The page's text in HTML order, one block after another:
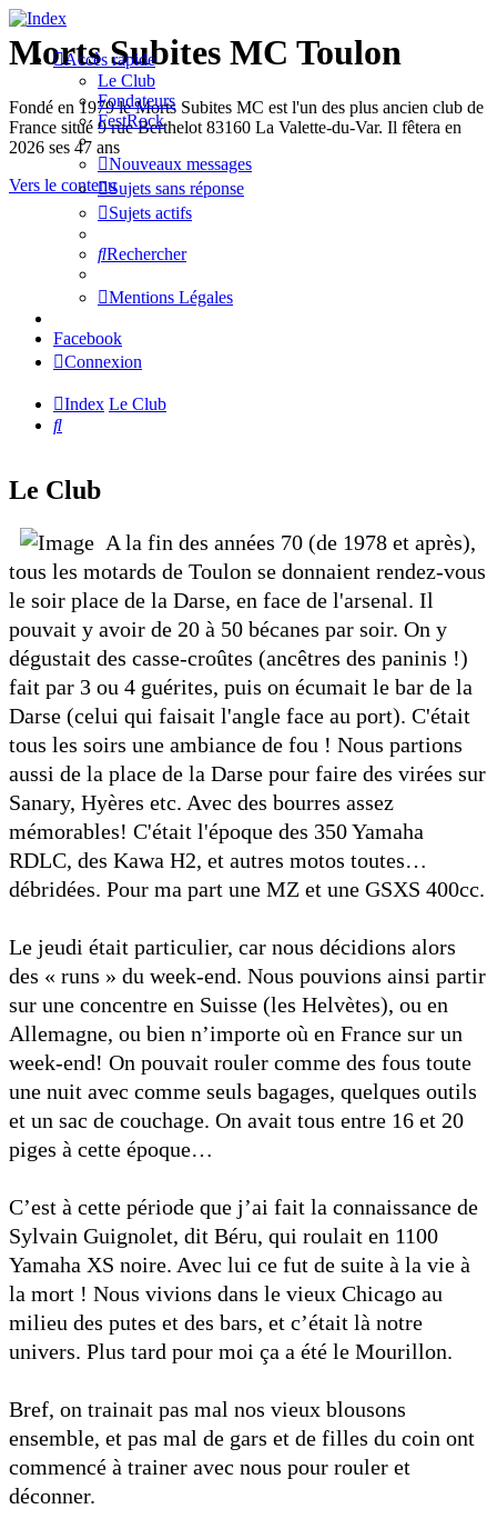
Morts Subites MC Toulon
Fondé en 1979 le Morts Subites MC est l'un des plus ancien club de
France situé 9 rue Berthelot 83160 La Valette-du-Var. Il fêtera en
2026 ses 47 ans
Vers le contenu
Accès rapide
Le Club
Fondateurs
FestRock
Nouveaux messages
Sujets sans réponse
Sujets actifs
Rechercher
Mentions Légales
Facebook
Connexion
Index Le Club
Rechercher
Le Club
A la fin des années 70 (de 1978 et après),
tous les motards de Toulon se donnaient rendez-vous
le soir place de la Darse, en face de l'arsenal. Il
pouvait y avoir de 20 à 50 bécanes par soir. On y
dégustait des casse-croûtes (ancêtres des paninis !)
fait par 3 ou 4 guérites, puis on écumait le bar de la
Darse (celui qui faisait l'angle face au port). C'était
tous les soirs une ambiance de fou ! Nous partions
aussi de la place de la Darse pour faire des virées sur
Sanary, Hyères etc. Avec des bourres assez
mémorables! C'était l'époque des 350 Yamaha
RDLC, des Kawa H2, et autres motos toutes…
débridées. Pour ma part une MZ et une GSXS 400cc.
Le jeudi était particulier, car nous décidions alors
des « runs » du week-end. Nous pouvions ainsi partir
sur une concentre en Suisse (les Helvètes), ou en
Allemagne, ou bien n’importe où en France sur un
week-end! On pouvait rouler comme des fous toute
une nuit avec comme seuls bagages, quelques outils
et un sac de couchage. On avait tous entre 16 et 20
piges à cette époque…
C’est à cette période que j’ai fait la connaissance de
Sylvain Guignolet, dit Béru, qui roulait en 1100
Yamaha XS noire. Avec lui ce fut de suite à la vie à
la mort ! Nous vivions dans le vieux Chicago au
milieu des putes et des bars, et c’était là notre
univers. Plus tard pour moi ça a été le Mourillon.
Bref, on trainait pas mal nos vieux blousons
ensemble, et pas mal de gars et de filles du coin ont
commencé à trainer avec nous pour rouler et
déconner.